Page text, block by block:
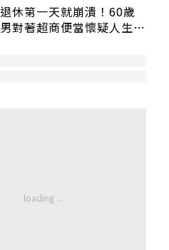
退休第一天就崩潰！60歲
男對著超商便當懷疑人生